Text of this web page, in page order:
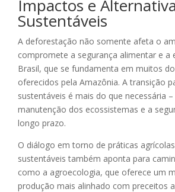
Impactos e
Sustentáveis
A deforestação não somente afeta o
compromete a segurança alimentar e a
Brasil, que se fundamenta em muitos
oferecidos pela Amazônia. A transição
sustentáveis é mais do que necessária
manutenção dos ecossistemas e a
longo prazo.
O diálogo em torno de práticas
sustentáveis também aponta para
como a agroecologia, que oferece um
produção mais alinhado com preceitos